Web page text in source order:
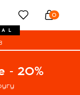
0
- 20%